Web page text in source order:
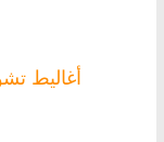
أغاليط